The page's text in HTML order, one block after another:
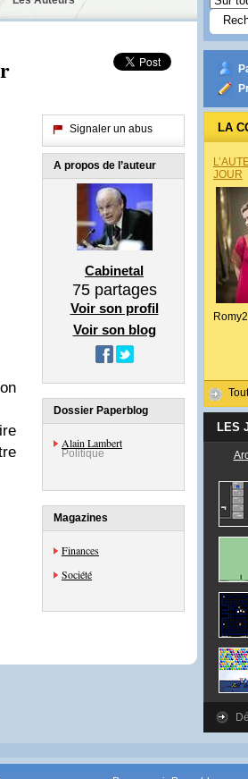
Signaler un abus
A propos de l’auteur
Cabinetal
75partages
Voir son profil
Voir son blog
Dossier Paperblog
Alain Lambert
Politique
Magazines
Finances
Société
LA
JOUR
LES